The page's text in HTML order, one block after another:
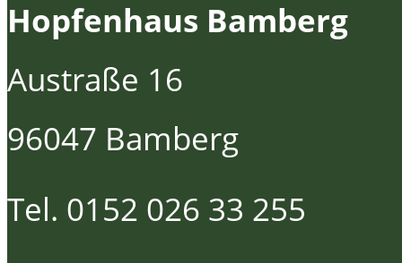
Hopfenhaus Bamberg
Austraße 16
96047 Bamberg
Tel. 0152 026 33 255